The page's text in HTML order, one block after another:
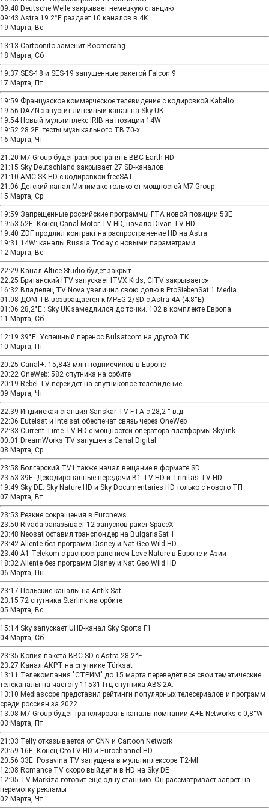
09:48 Deutsche Welle закрывает немецкую станцию
09:43 Astra 19.2°E раздает 10 каналов в 4K
19 Марта, Вс
13:13 Cartoonito заменит Boomerang
18 Марта, Сб
19:37 SES-18 и SES-19 запущенные ракетой Falcon 9
17 Марта, Пт
19:59 Французское коммерческое телевидение с кодировкой Kabelio
19:56 DAZN запустит линейный канал на Sky UK
19:54 Новый мультиплекс IRIB на позиции 14W
19:52 28.2E: тесты музыкального ТВ 70-х
16 Марта, Чт
21:20 M7 Group будет распространять BBC Earth HD
21:15 Sky Deutschland закрывает 27 SD-каналов
21:10 AMC SK HD с кодировкой freeSAT
21:06 Детский канал Минимакс только от мощностей M7 Group
15 Марта, Ср
19:59 Запрещенные российские программы FTA новой позиции 53E
19:53 52E: Конец Canal Motor TV HD, начало Divan TV HD
19:40 ZDF продлил контракт на распространение HD на Astra
19:31 14W: каналы Russia Today с новыми параметрами
12 Марта, Вс
22:29 Канал Altice Studio будет закрыт
22:25 Британский ITV запускает ITVX Kids, CITV закрывается
16:32 Владелец TV Nova увеличил свою долю в ProSiebenSat.1 Media
01:08 ДОМ ТВ возвращается к MPEG-2/SD с Astra 4A (4.8°E)
01:06 28,2°E.: Sky UK замедлился до точки. 102 в комплекте Европа
11 Марта, Сб
12:19 39°E: Успешный перенос Bulsatcom на другой ТК.
10 Марта, Пт
20:25 Canal+: 15,843 млн подписчиков в Европе
20:22 OneWeb: 582 спутника на орбите
20:19 Rebel TV перейдет на спутниковое телевидение
09 Марта, Чт
22:39 Индийская станция Sanskar TV FTA с 28,2 ° в.д.
22:36 Eutelsat и Intelsat обеспечат связь через OneWeb
22:33 Current Time TV HD с мощностей оператора платформы Skylink
00:01 DreamWorks TV запущен в Canal Digital
08 Марта, Ср
23:58 Болгарский TV1 также начал вещание в формате SD
23:53 39E: Декодированные передачи B1 TV HD и Trinitas TV HD
19:49 Sky DE: Sky Nature HD и Sky Documentaries HD только с нового ТП
07 Марта, Вт
23:53 Резкие сокращения в Euronews
23:50 Rivada заказывает 12 запусков ракет SpaceX
23:48 Neosat оставил транспондер на BulgariaSat 1
23:42 Allente без программ Disney и Nat Geo Wild HD
23:40 A1 Telekom с распространением Love Nature в Европе и Азии
18:32 Allente без программ Disney и Nat Geo Wild HD
06 Марта, Пн
23:17 Польские каналы на Antik Sat
23:15 72 спутника Starlink на орбите
05 Марта, Вс
15:14 Sky запускает UHD-канал Sky Sports F1​
04 Марта, Сб
23:35 Копия пакета BBC SD с Astra 28.2°E
23:27 Канал АКРТ на спутнике Türksat
13:11 Телекомпания "СТРИМ" до 15 марта переведёт все свои тематические
телеканалы на частоту 11531 Ггц спутника ABS-2A.
13:10 Mediascope представил рейтинги популярных телесериалов и программ
среди россиян за 2022
13:08 M7 Group будет транслировать каналы компании A+E Networks с 0,8°W
03 Марта, Пт
21:03 Telly отказывается от CNN и Cartoon Network
20:59 16E: Конец CroTV HD и Eurochannel HD
20:56 33E: Posavina TV запущена в мультиплексоре T2-MI
12:08 Romance TV скоро выйдет и в HD на Sky DE
12:05 TV Markíza готовит еще одну станцию. Он рассматривает запрет на
перемотку рекламы
02 Марта, Чт